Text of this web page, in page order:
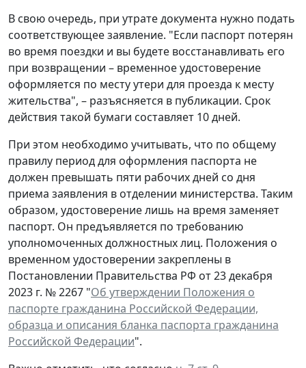
В свою очередь, при утрате документа нужно подать
соответствующее заявление. "Если паспорт потерян
во время поездки и вы будете восстанавливать его
при возвращении – временное удостоверение
оформляется по месту утери для проезда к месту
жительства", – разъясняется в публикации. Срок
действия такой бумаги составляет 10 дней.
При этом необходимо учитывать, что по общему
правилу период для оформления паспорта не
должен превышать пяти рабочих дней со дня
приема заявления в отделении министерства. Таким
образом, удостоверение лишь на время заменяет
паспорт. Он предъявляется по требованию
уполномоченных должностных лиц. Положения о
временном удостоверении закреплены в
Постановлении Правительства РФ от 23 декабря
2023 г. № 2267 "Об утверждении Положения о
паспорте гражданина Российской Федерации,
образца и описания бланка паспорта гражданина
Российской Федерации".